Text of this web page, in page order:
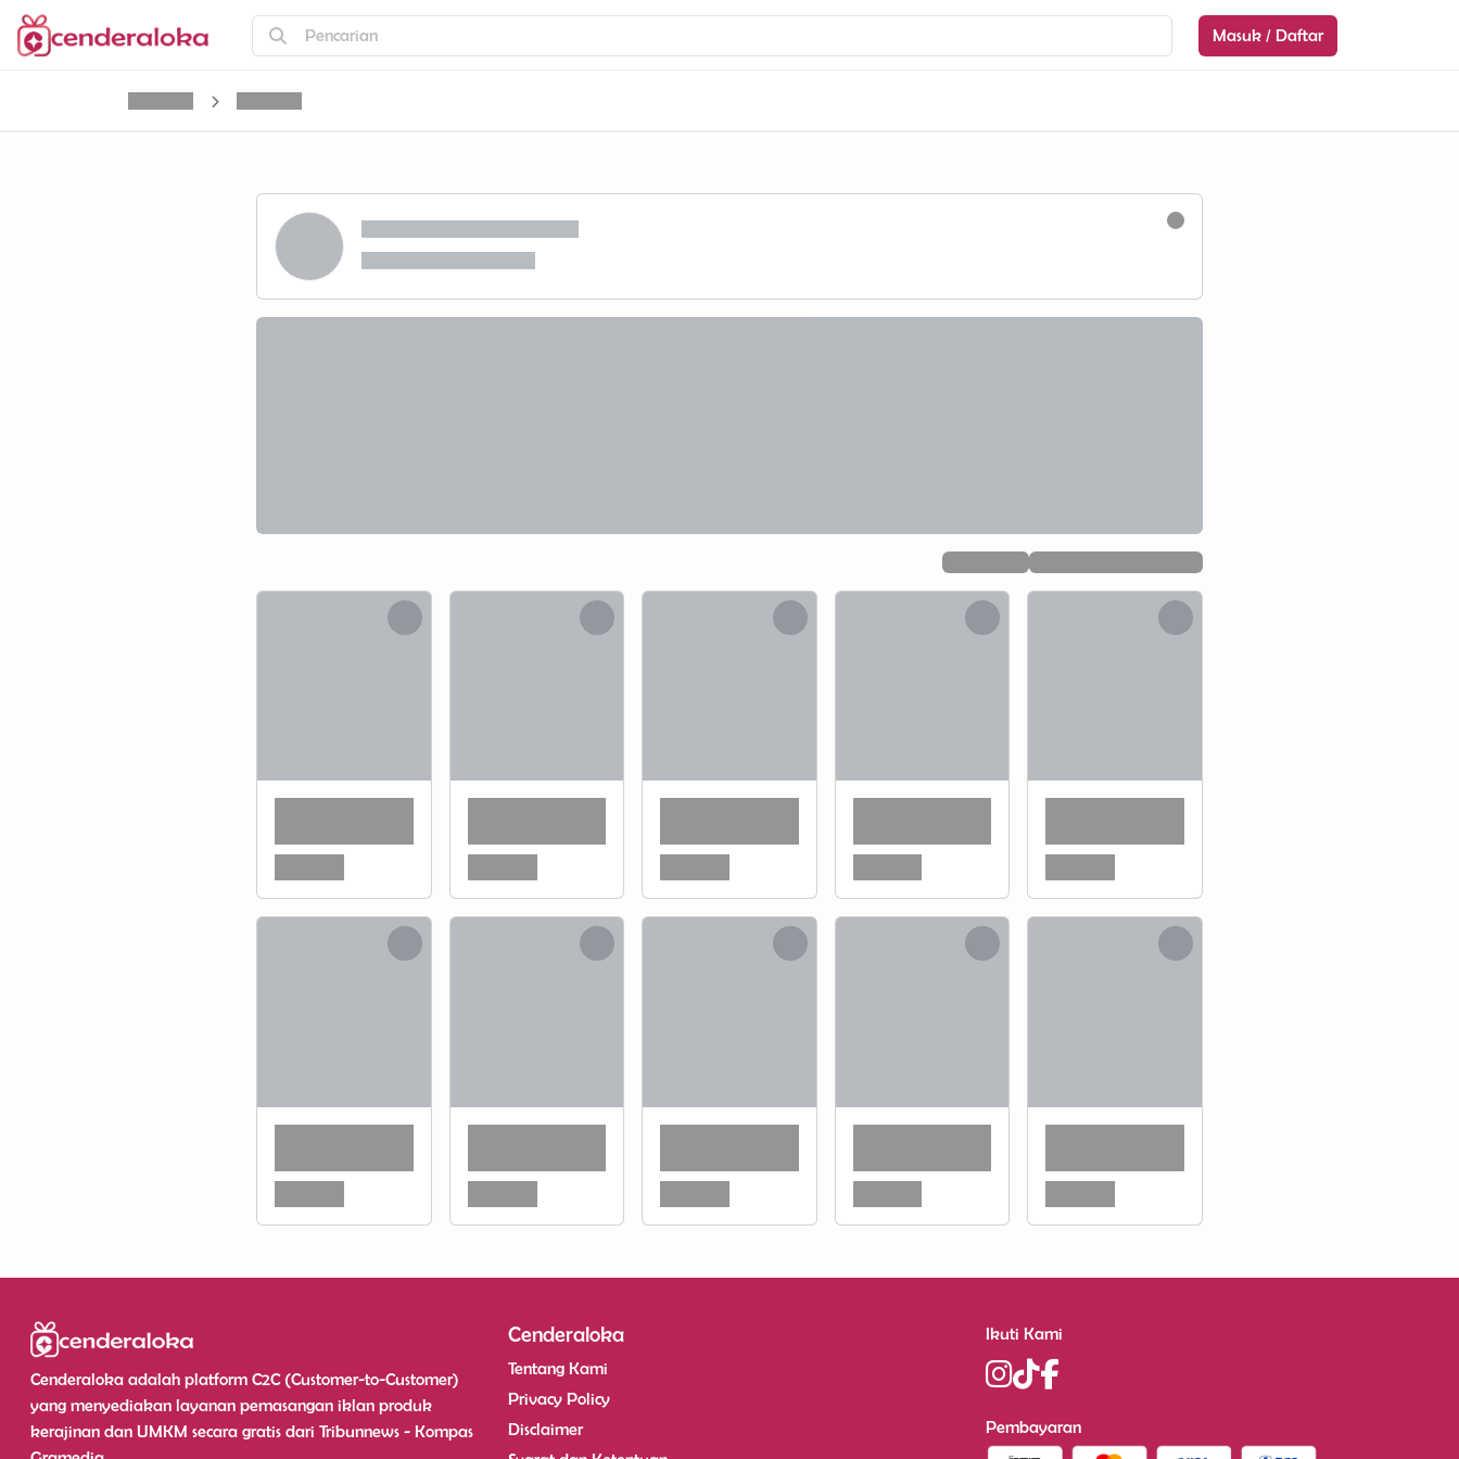
Pencarian Masuk / Daftar
Cenderaloka adalah platform C2C (Customer-to-Customer)
yang menyediakan layanan pemasangan iklan produk
kerajinan dan UMKM secara gratis dari Tribunnews - Kompas
Cenderaloka
Tentang Kami
Privacy Policy
Disclaimer
Ikuti Kami
Pembayaran